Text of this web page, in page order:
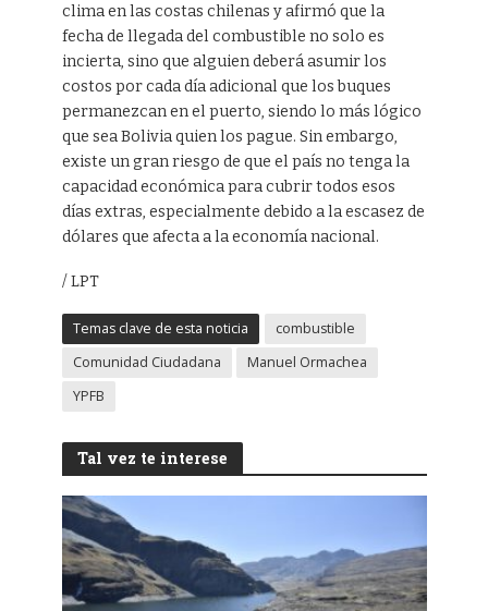
clima en las costas chilenas y afirmó que la
fecha de llegada del combustible no solo es
incierta, sino que alguien deberá asumir los
costos por cada día adicional que los buques
permanezcan en el puerto, siendo lo más lógico
que sea Bolivia quien los pague. Sin embargo,
existe un gran riesgo de que el país no tenga la
capacidad económica para cubrir todos esos
días extras, especialmente debido a la escasez de
dólares que afecta a la economía nacional.
/ LPT
Temas clave de esta noticia
combustible
Comunidad Ciudadana
Manuel Ormachea
YPFB
Tal vez te interese